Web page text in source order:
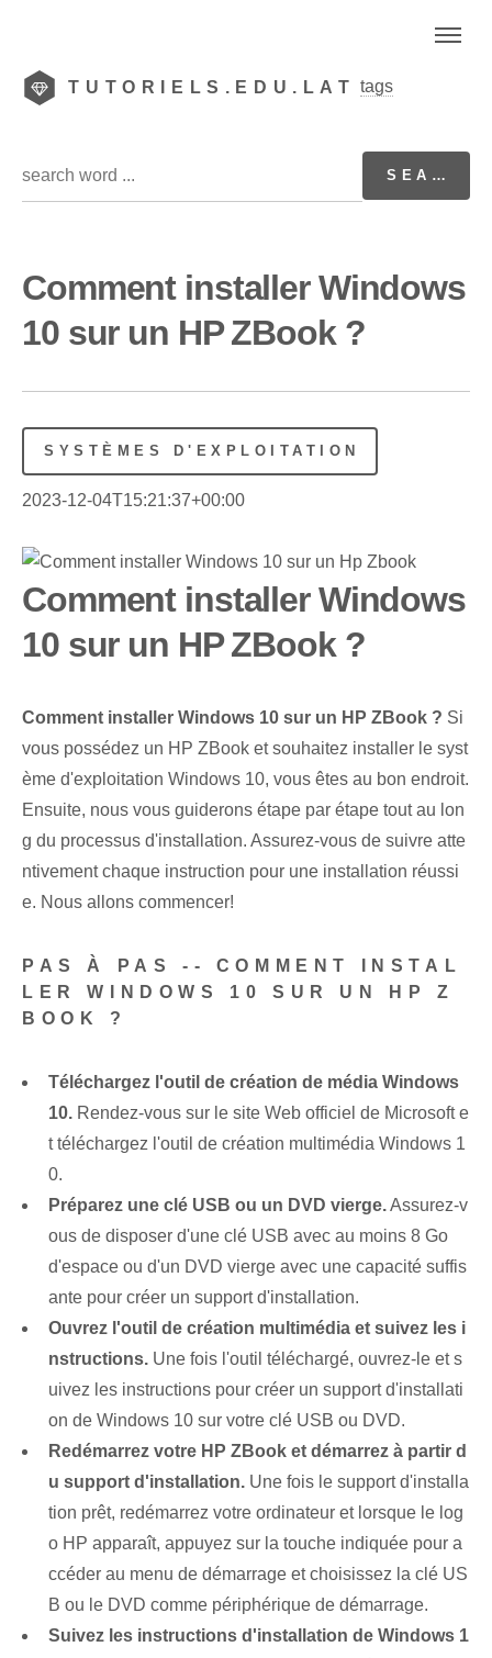
TUTORIELS.EDU.LAT tags
Comment installer Windows
10 sur un HP ZBook ?
SYSTÈMES D'EXPLOITATION
2023-12-04T15:21:37+00:00
Comment installer Windows
10 sur un HP ZBook ?
Comment installer Windows 10 sur un HP ZBook ? Si
vous possédez un HP ZBook et souhaitez installer le syst
ème d'exploitation Windows 10, vous êtes au bon endroit.
Ensuite, nous vous guiderons étape par étape tout au lon
g du processus d'installation. Assurez-vous de suivre atte
ntivement chaque instruction pour une installation réussi
e. Nous allons commencer!
PAS À PAS -- COMMENT INSTAL
LER WINDOWS 10 SUR UN HP Z
BOOK ?
Téléchargez l'outil de création de média Windows
10. Rendez-vous sur le site Web officiel de Microsoft e
t téléchargez l'outil de création multimédia Windows 1
0.
Préparez une clé USB ou un DVD vierge.Assurez-v
ous de disposer d'une clé USB avec au moins 8 Go
d'espace ou d'un DVD vierge avec une capacité suffis
ante pour créer un support d'installation.
Ouvrez l'outil de création multimédia et suivez les i
nstructions. Une fois l'outil téléchargé, ouvrez-le et s
uivez les instructions pour créer un support d'installati
on de Windows 10 sur votre clé USB ou DVD.
Redémarrez votre HP ZBook et démarrez à partir d
u support d'installation. Une fois le support d'installa
tion prêt, redémarrez votre ordinateur et lorsque le log
o HP apparaît, appuyez sur la touche indiquée pour a
ccéder au menu de démarrage et choisissez la clé US
B ou le DVD comme périphérique de démarrage.
Suivez les instructions d'installation de Windows 1